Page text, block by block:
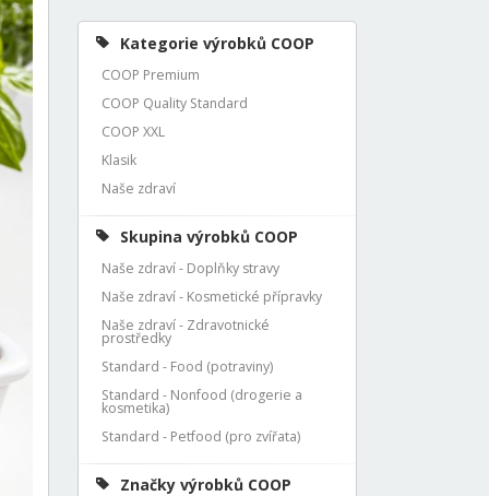
Kategorie výrobků COOP
COOP Premium
COOP Quality Standard
COOP XXL
Klasik
Naše zdraví
Skupina výrobků COOP
Naše zdraví - Doplňky stravy
Naše zdraví - Kosmetické přípravky
Naše zdraví - Zdravotnické
prostředky
Standard - Food (potraviny)
Standard - Nonfood (drogerie a
kosmetika)
Standard - Petfood (pro zvířata)
Značky výrobků COOP